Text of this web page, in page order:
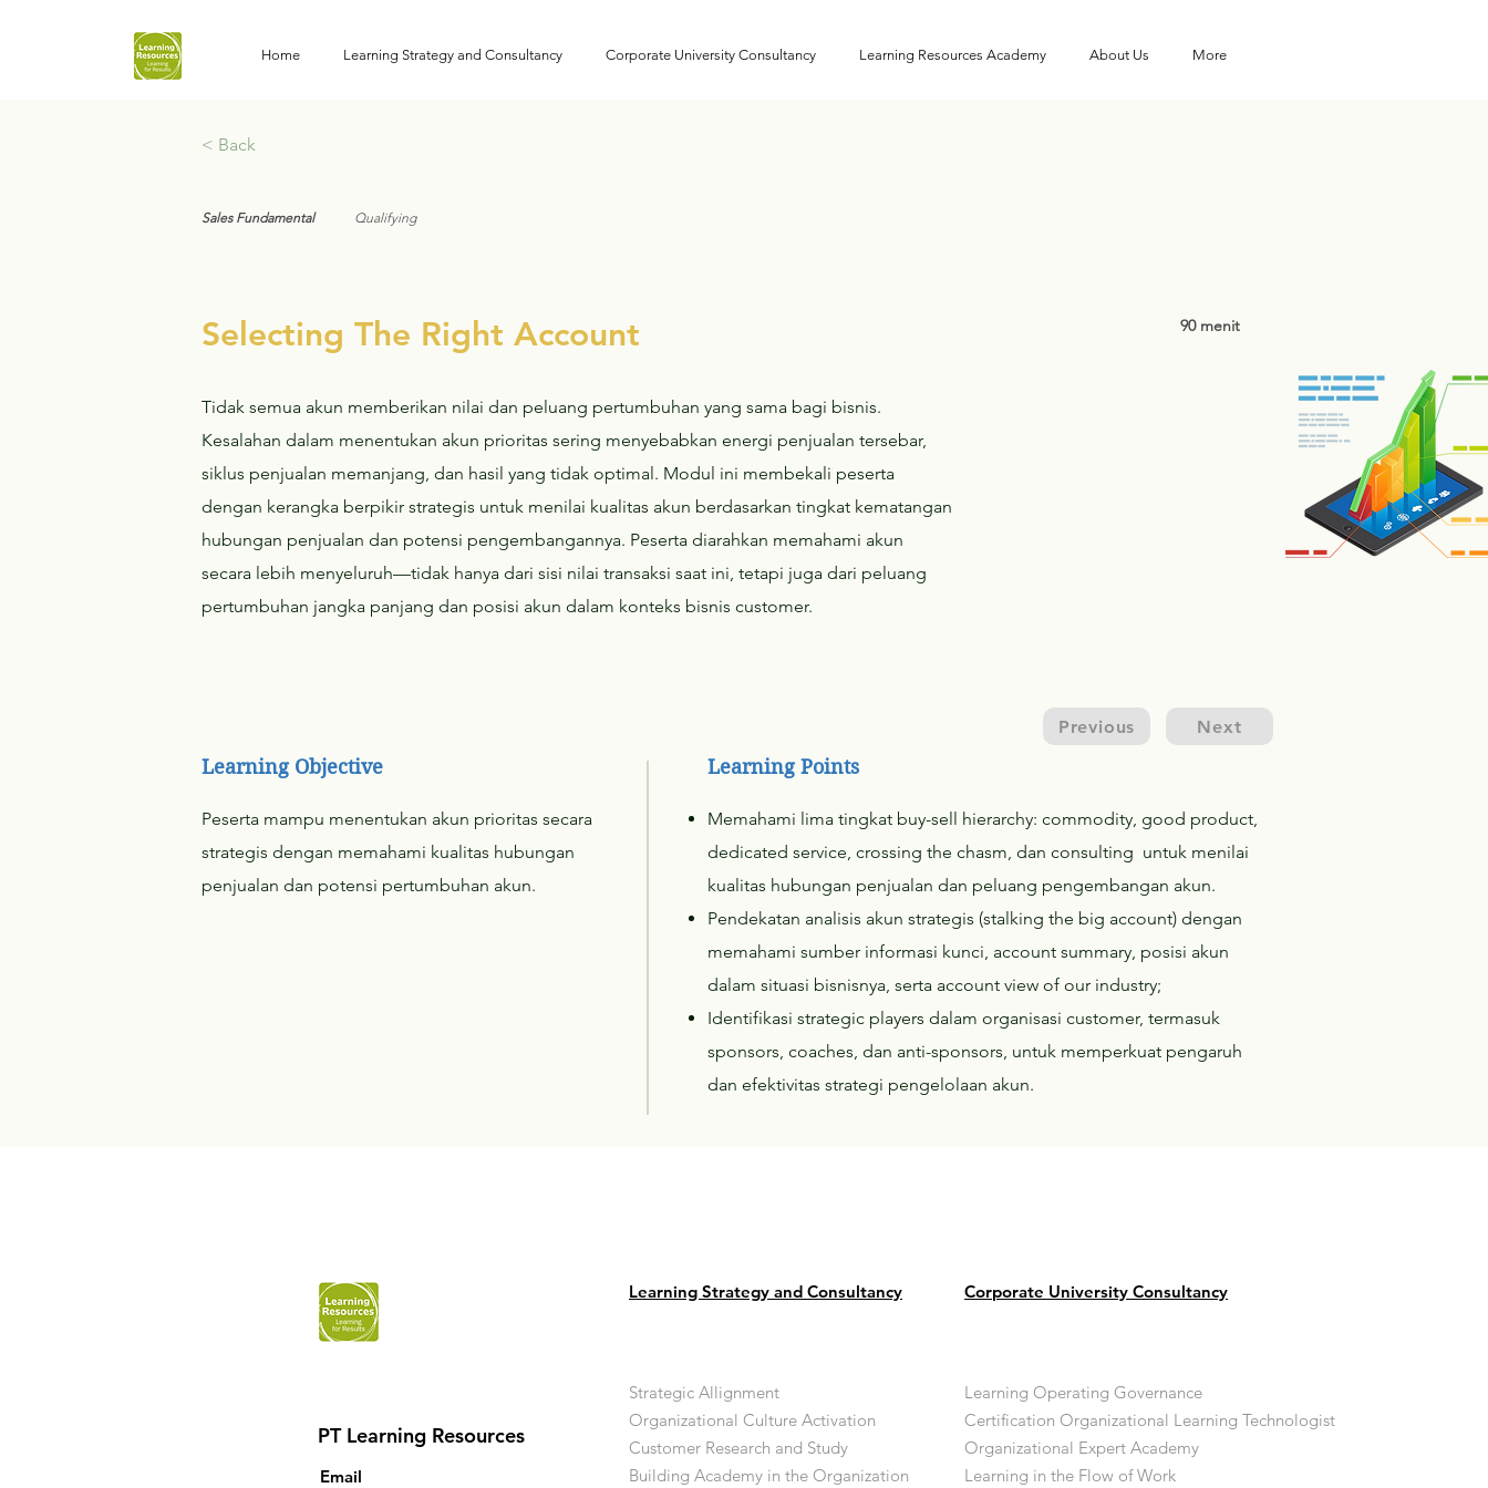
Home Learning Strategy and Consultancy Corporate University Consultancy Learning Resources Academy About Us More
< Back
Sales Fundamental Qualifying
Selecting The Right Account
Tidak semua akun memberikan nilai dan peluang pertumbuhan yang sama bagi bisnis.
Kesalahan dalam menentukan akun prioritas sering menyebabkan energi penjualan tersebar,
siklus penjualan memanjang, dan hasil yang tidak optimal. Modul ini membekali peserta
dengan kerangka berpikir strategis untuk menilai kualitas akun berdasarkan tingkat kematangan
hubungan penjualan dan potensi pengembangannya. Peserta diarahkan memahami akun
secara lebih menyeluruh—tidak hanya dari sisi nilai transaksi saat ini, tetapi juga dari peluang
pertumbuhan jangka panjang dan posisi akun dalam konteks bisnis customer.
90 menit
Previous Next
Learning Objective Learning Points
Peserta mampu menentukan akun prioritas secara
strategis dengan memahami kualitas hubungan
penjualan dan potensi pertumbuhan akun.
Memahami lima tingkat buy-sell hierarchy: commodity, good product,
dedicated service, crossing the chasm, dan consulting untuk menilai
kualitas hubungan penjualan dan peluang pengembangan akun.
Pendekatan analisis akun strategis (stalking the big account) dengan
memahami sumber informasi kunci, account summary, posisi akun
dalam situasi bisnisnya, serta account view of our industry;
Identifikasi strategic players dalam organisasi customer, termasuk
sponsors, coaches, dan anti-sponsors, untuk memperkuat pengaruh
dan efektivitas strategi pengelolaan akun.
PT Learning Resources
Email
Learning Strategy and Consultancy
Strategic Allignment
Organizational Culture Activation
Customer Research and Study
Building Academy in the Organization
Corporate University Consultancy
Learning Operating Governance
Certification Organizational Learning Technologist
Organizational Expert Academy
Learning in the Flow of Work